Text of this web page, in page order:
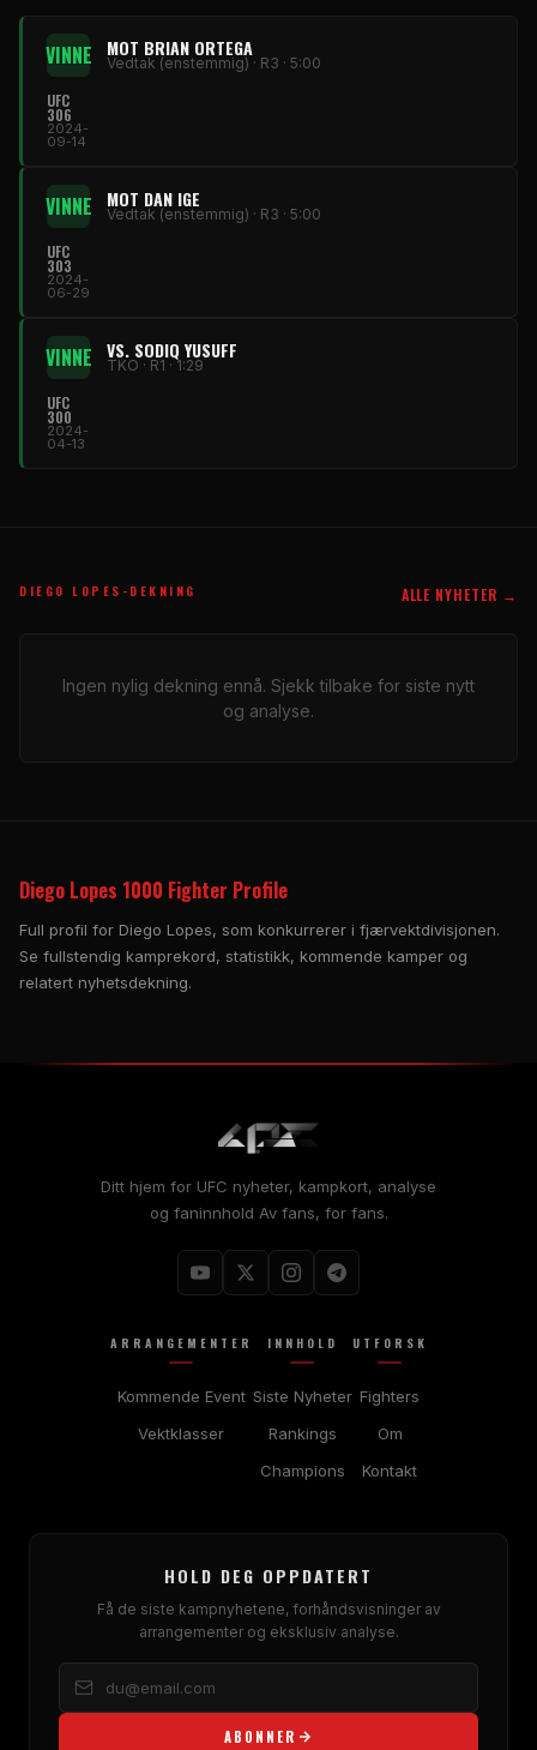
VINNE MOT BRIAN ORTEGA
Vedtak (enstemmig) · R3 · 5:00
UFC
306
2024-
09-14
VINNE MOT DAN IGE
Vedtak (enstemmig) · R3 · 5:00
UFC
303
2024-
06-29
VINNE VS. SODIQ YUSUFF
TKO · R1 · 1:29
UFC
300
2024-
04-13
DIEGO LOPES-DEKNING ALLE NYHETER →
Ingen nylig dekning ennå. Sjekk tilbake for siste nytt
og analyse.
Diego Lopes 1000 Fighter Profile
Full profil for Diego Lopes, som konkurrerer i fjærvektdivisjonen.
Se fullstendig kamprekord, statistikk, kommende kamper og
relatert nyhetsdekning.
Ditt hjem for UFC nyheter, kampkort, analyse
og faninnhold Av fans, for fans.
ARRANGEMENTER
Kommende Event
Vektklasser
INNHOLD
Siste Nyheter
Rankings
Champions
UTFORSK
Fighters
Om
Kontakt
HOLD DEG OPPDATERT
Få de siste kampnyhetene, forhåndsvisninger av
arrangementer og eksklusiv analyse.
ABONNER